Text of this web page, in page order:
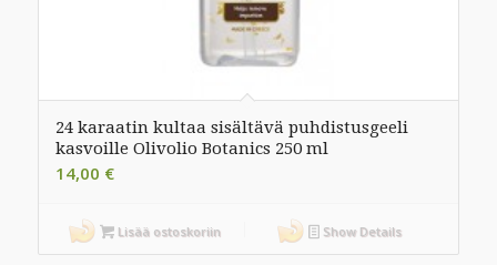
24 karaatin kultaa sisältävä puhdistusgeeli
kasvoille Olivolio Botanics 250 ml
14,00 €
Lisää ostoskoriin Show Details